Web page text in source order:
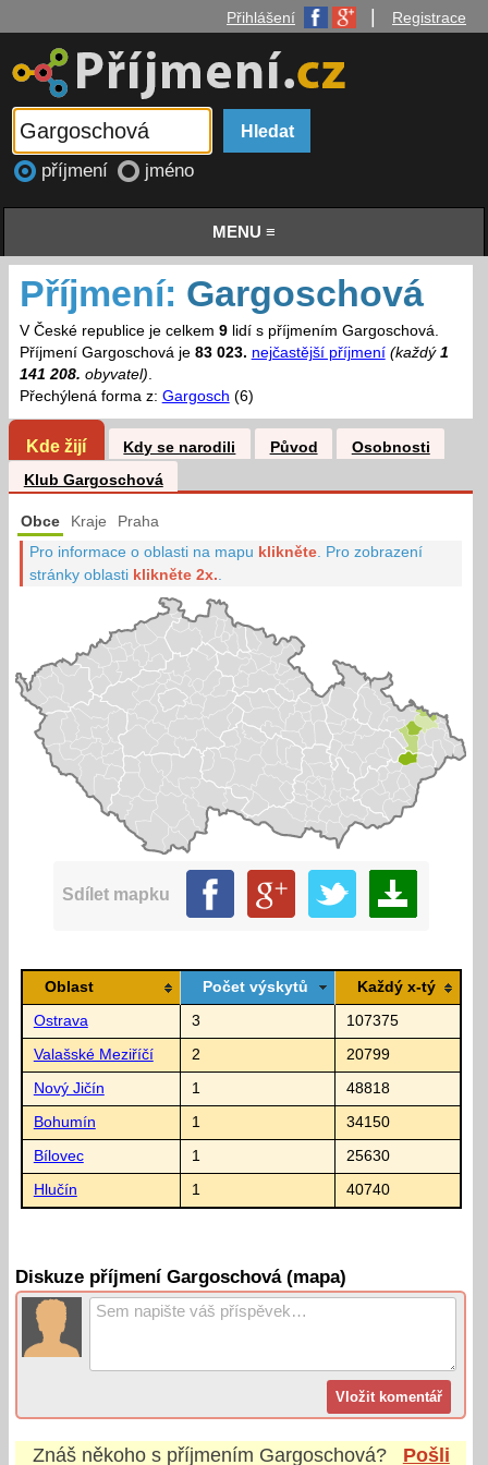
Přihlášení Registrace
příjmení jméno
MENU ≡
Příjmení: Gargoschová
V České republice je celkem 9lidí s příjmením Gargoschová.
Příjmení Gargoschová je 83 023. nejčastější příjmení (každý 1
141 208. obyvatel).
Přechýlená forma z: Gargosch (6)
Kde žijí Kdy se narodili Původ
Osobnosti
Klub Gargoschová
Obce Kraje Praha
Pro informace o oblasti na mapu klikněte Pro zobrazení
stránky oblasti klikněte 2x.
Sdílet mapku
Oblast Počet výskytů Každý x-tý
Ostrava 3 107375
Valašské Meziříčí 2 20799
Nový Jičín 1 48818
Bohumín 1 34150
Bílovec 1 25630
Hlučín 1 40740
Diskuze příjmení Gargoschová (mapa)
Znáš někoho s příjmením Gargoschová?
Pošli